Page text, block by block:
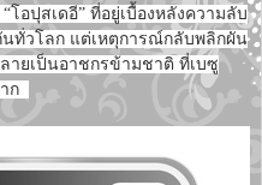
อปุสเดอี” ที่อยู่เบื้องหลังความลับ
ทั่วโลก แต่เหตุการณ์กลับพลิกผัน
ายเป็นอาชกรข้ามชาติ ที่เบซู
ก